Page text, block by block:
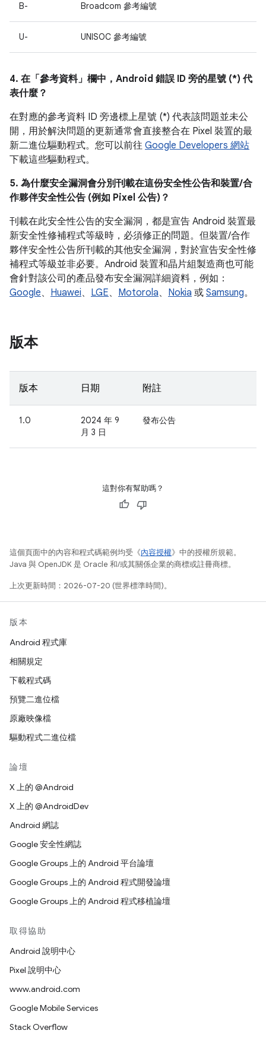
B- Broadcom 參考編號
U- UNISOC 參考編號
4. 在「參考資料」 欄中，Android 錯誤 ID 旁的星號 (*) 代
表什麼？
在對應的參考資料 ID 旁邊標上星號 (*) 代表該問題並未公
開，用於解決問題的更新通常會直接整合在 Pixel 裝置的最
新二進位驅動程式。您可以前往 Google Developers 網站
下載這些驅動程式。
5. 為什麼安全漏洞會分別刊載在這份安全性公告和裝置/合
作夥伴安全性公告 (例如 Pixel 公告)？
刊載在此安全性公告的安全漏洞，都是宣告 Android 裝置最
新安全性修補程式等級時，必須修正的問題。但裝置/合作
夥伴安全性公告所刊載的其他安全漏洞，對於宣告安全性修
補程式等級並非必要。Android 裝置和晶片組製造商也可能
會針對該公司的產品發布安全漏洞詳細資料，例如：
Google、 Huawei、 LGE、 Motorola、 Nokia 或 Samsung。
版本
版本 日期 附註
1.0
2024 年 9
月 3 日
發布公告
這對你有幫助嗎？
這個頁面中的內容和程式碼範例均受《內容授權》中的授權所規範。
Java 與 OpenJDK 是 Oracle 和/或其關係企業的商標或註冊商標。
上次更新時間：2026-07-20 (世界標準時間)。
版本
Android 程式庫
相關規定
下載程式碼
預覽二進位檔
原廠映像檔
驅動程式二進位檔
論壇
X 上的 @Android
X 上的 @AndroidDev
Android 網誌
Google 安全性網誌
Google Groups 上的 Android 平台論壇
Google Groups 上的 Android 程式開發論壇
Google Groups 上的 Android 程式移植論壇
取得協助
Android 說明中心
Pixel 說明中心
www.android.com
Google Mobile Services
Stack Overflow